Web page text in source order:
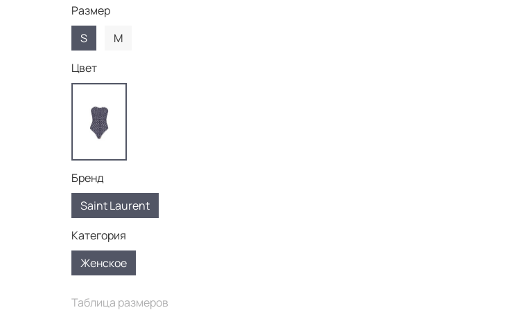
Таблица размеров
Размер
S
M
Цвет
Бренд
Saint Laurent
Категория
Женское